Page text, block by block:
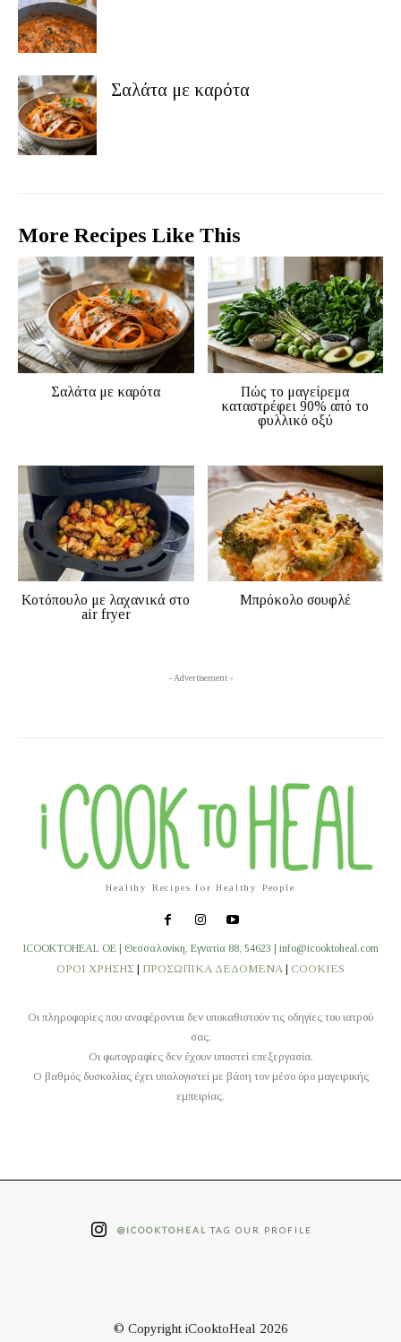
Σαλάτα με καρότα
More Recipes Like This
Σαλάτα με καρότα
Πώς το μαγείρεμα
καταστρέφει 90% από το
φυλλικό οξύ
Κοτόπουλο με λαχανικά στο
air fryer
Μπρόκολο σουφλέ
- Advertisement -
Healthy Recipes for Healthy People
ICOOKTOHEAL OE | Θεσσαλονίκη, Εγνατία 88, 54623 | info@icooktoheal.com
ΟΡΟΙ ΧΡΗΣΗΣ | ΠΡΟΣΩΠΙΚΑ ΔΕΔΟΜΕΝΑ | COOKIES
Οι πληροφορίες που αναφέρονται δεν υποκαθιστούν τις οδηγίες του ιατρού
σας.
Οι φωτογραφίες δεν έχουν υποστεί επεξεργασία.
O βαθμός δυσκολίας έχει υπολογιστεί με βάση τον μέσο όρο μαγειρικής
εμπειρίας.
@ICOOKTOHEAL TAG OUR PROFILE
© Copyright iCooktoHeal 2026